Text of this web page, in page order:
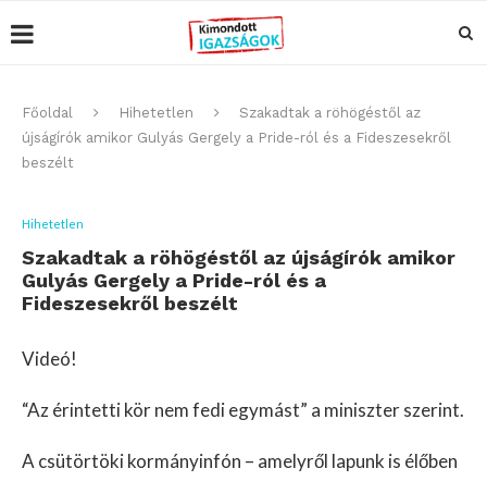
Főoldal Hihetetlen
Szakadtak a röhögéstől az
újságírók amikor Gulyás Gergely a Pride-ról és a Fideszesekről
beszélt
Hihetetlen
Szakadtak a röhögéstől az újságírók amikor
Gulyás Gergely a Pride-ról és a
Fideszesekről beszélt
Videó!
“Az érintetti kör nem fedi egymást” a miniszter szerint.
A csütörtöki kormányinfón – amelyről lapunk is élőben